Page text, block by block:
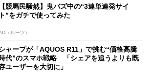
【競馬民騒然】鬼バズ中の“3連単連発サイ
ト”をガチで使ってみた
（ルーツ）
ャープが「AQUOS R11」で挑む“価格高騰
代”のスマホ戦略 「シェアを追うよりも既
ユーザーを大切に」